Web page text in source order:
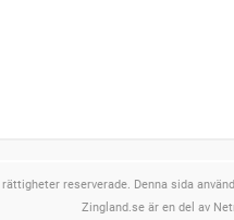
reserverade. Denna sida
Zingland.se är en del av